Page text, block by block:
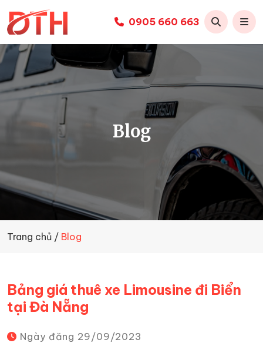
Thuê
xe
limousine
Đà
Nẵng
0905 660 663
Blog
Trang chủ Blog
Bảng giá thuê xe Limousine đi Biển
tại Đà Nẵng
Ngày đăng 29/09/2023